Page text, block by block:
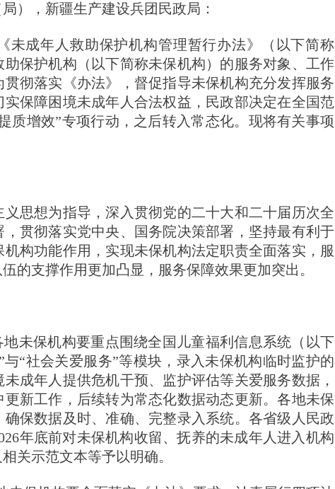
），新疆生产建设兵团民政局：
未成年人救助保护机构管理暂行办法》（以下简称
助保护机构（以下简称未保机构）的服务对象、工作
彻落实《办法》，督促指导未保机构充分发挥服务
保障困境未成年人合法权益，民政部决定在全国范
质增效”专项行动，之后转入常态化。现将有关事项
思想为指导，深入贯彻党的二十大和二十届历次全
贯彻落实党中央、国务院决策部署，坚持最有利于
构功能作用，实现未保机构法定职责全面落实，服
的支撑作用更加凸显，服务保障效果更加突出。
地未保机构要重点围绕全国儿童福利信息系统（以下
“社会关爱服务”等模块，录入未保机构临时监护的
成年人提供危机干预、监护评估等关爱服务数据，
新工作，后续转为常态化数据动态更新。各地未保
保数据及时、准确、完整录入系统。各省级人民政
年底前对未保机构收留、抚养的未成年人进入机构
关示范文本等予以明确。